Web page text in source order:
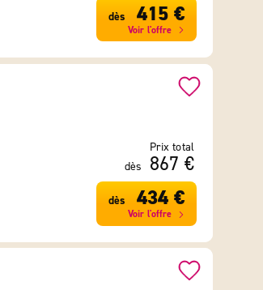
dès 415 €
Voir l'offre
Prix total
dès
867 €
dès 434 €
Voir l'offre